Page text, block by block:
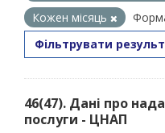
Кожен місяць
Фільтрувати
46(47). Дані про
послуги - ЦНАП